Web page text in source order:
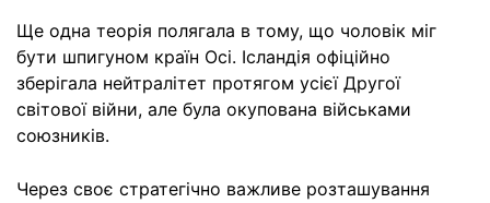
Ще одна теорія полягала в тому, що чоловік міг
бути шпигуном країн Осі. Ісландія офіційно
зберігала нейтралітет протягом усієї Другої
світової війни, але була окупована військами
союзників.
Через своє стратегічно важливе розташування